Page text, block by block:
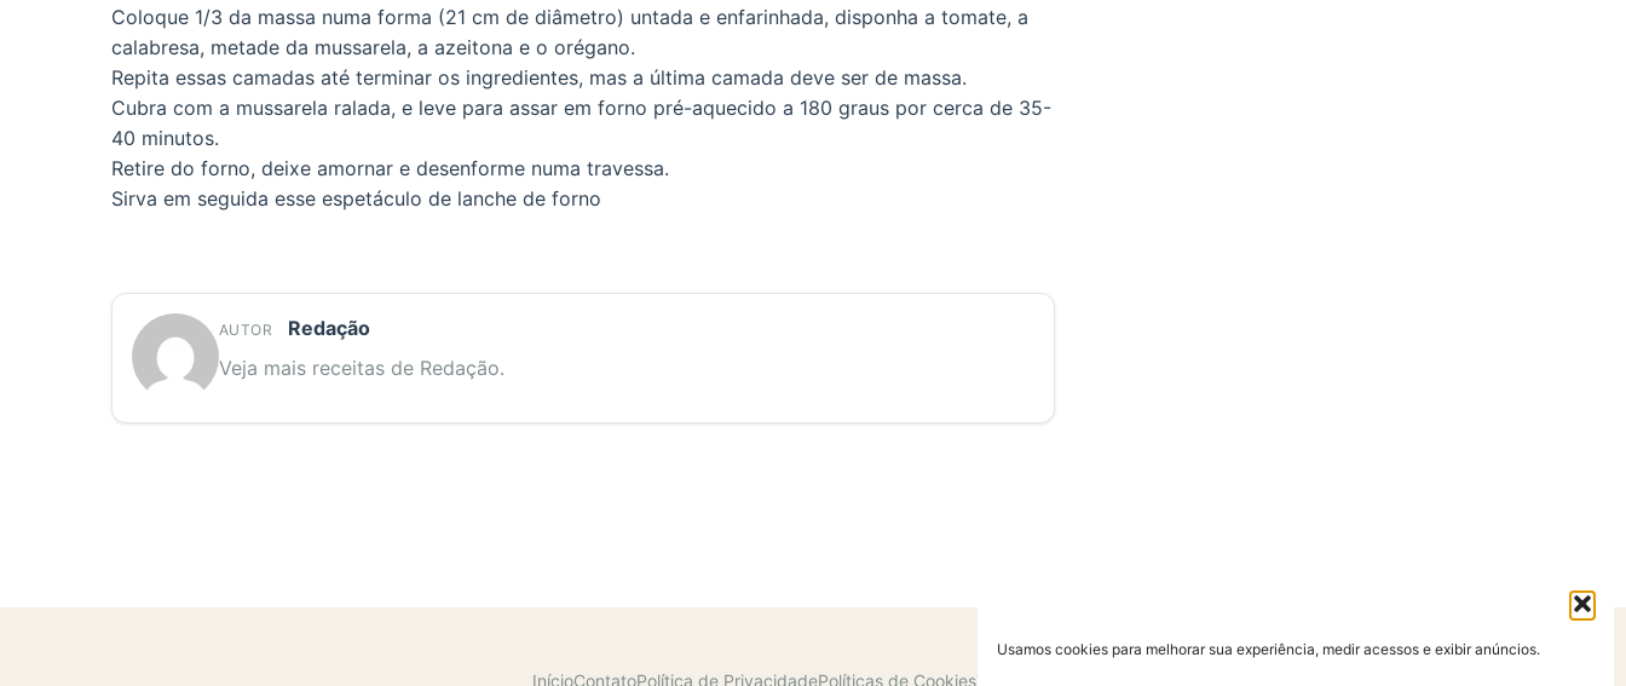
Usamos cookies para melhorar sua experiência, medir acessos e exibir anúncios.
Coloque 1/3 da massa numa forma (21 cm de diâmetro) untada e enfarinhada, disponha a tomate, a
calabresa, metade da mussarela, a azeitona e o orégano.
Repita essas camadas até terminar os ingredientes, mas a última camada deve ser de massa.
Cubra com a mussarela ralada, e leve para assar em forno pré-aquecido a 180 graus por cerca de 35-
40 minutos.
Retire do forno, deixe amornar e desenforme numa travessa.
Sirva em seguida esse espetáculo de lanche de forno
AUTOR
Redação
Veja mais receitas de Redação.
InícioContatoPolítica de PrivacidadePolíticas de CookiesTermos de Uso